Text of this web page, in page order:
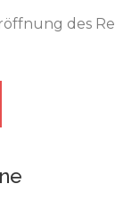
des